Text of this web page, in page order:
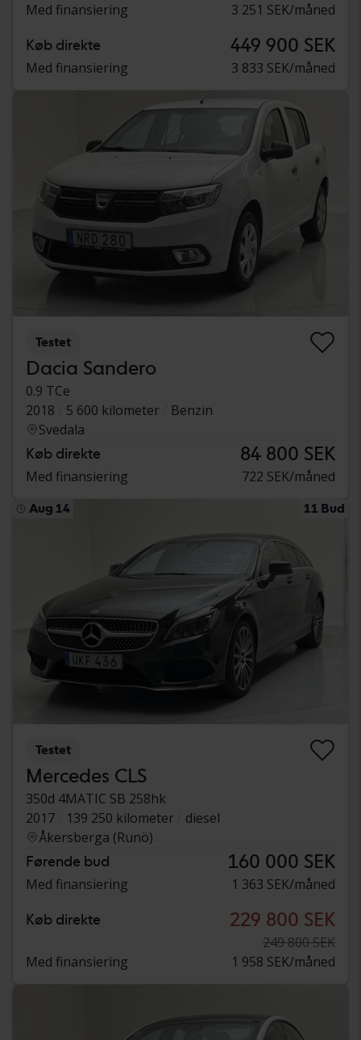
Med finansiering 3 251 SEK/måned
Køb direkte 449 900 SEK
Med finansiering 3 833 SEK/måned
Testet
Dacia Sandero
0.9 TCe
2018
5 600 kilometer
Benzin
Svedala
Køb direkte 84 800 SEK
Med finansiering 722 SEK/måned
Aug 14 11 Bud
Testet
Mercedes CLS
350d 4MATIC SB 258hk
2017
139 250 kilometer
diesel
Åkersberga (Runö)
Førende bud 160 000 SEK
Med finansiering 1 363 SEK/måned
Køb direkte 229 800 SEK
249 800 SEK
Med finansiering
1 958 SEK/måned